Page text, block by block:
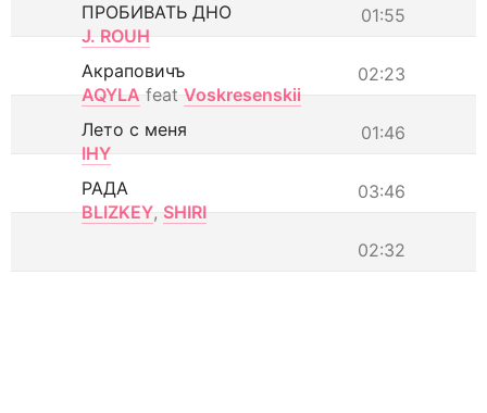
01:55
ПРОБИВАТЬ ДНО
J. ROUH
02:23
Акраповичъ
AQYLA feat Voskresenskii
01:46
Лето с меня
IHY
03:46
РАДА
BLIZKEY, SHIRI
02:32